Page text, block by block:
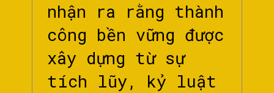
nhận ra rằng thành
công bền vững được
xây dựng từ sự
tích lũy, kỷ luật